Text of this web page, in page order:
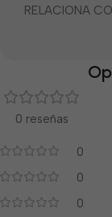
RELACIONA
0 reseñas
0
0
0